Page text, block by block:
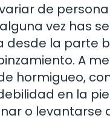
de
vez has
desde la parte
A
hormigueo,
en la
o levantarse